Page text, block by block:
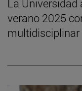
La Universidad
verano 2025
multidisciplinar